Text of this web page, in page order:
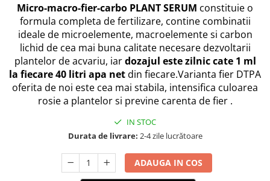
VITAMINE ȘI SUPLIMENTE
NUTRACEUTICE
VITAMINE
RECOMPENSE
ACCESORII
Masina de tuns
SUPLIMENTE
Micro-macro-fier-carbo PLANT SERUM constituie o
formula completa de fertilizare, contine combinatii
ideale de microelemente, macroelemente si carbon
lichid de cea mai buna calitate necesare dezvoltarii
plantelor de acvariu, iardozajul este zilnic cate 1 ml
la fiecare 40 litri apa netdin fiecare.Varianta fier DTPA
oferita de noi este cea mai stabila, intensifica culoarea
rosie a plantelor si previne carenta de fier .
IN STOC
Durata de livrare: 2-4 zile lucrătoare
ADAUGA IN COS